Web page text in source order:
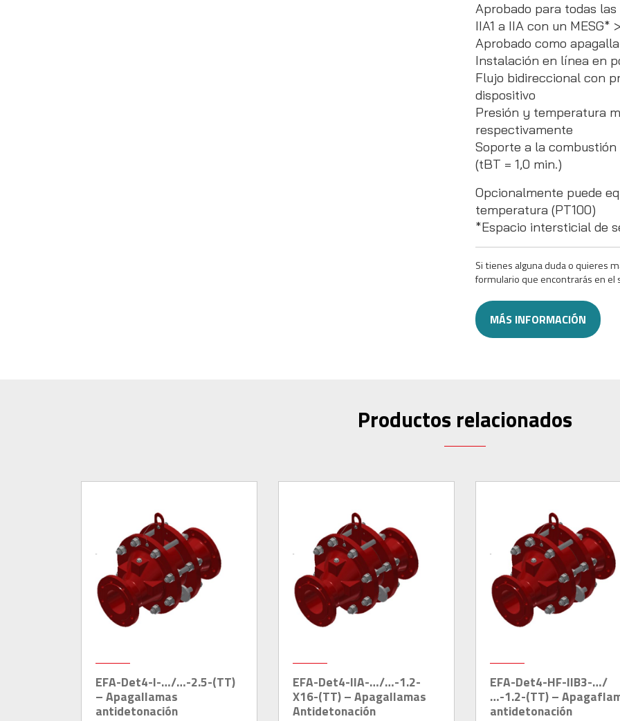
Aprobado para todas
IIA1 a IIA con un MESG*
Aprobado como
Instalación en línea en
Flujo bidireccional con
dispositivo
Presión y temperatura
respectivamente
Soporte a la
(tBT = 1,0 min.)
Opcionalmente puede
temperatura (PT100)
*Espacio intersticial de
Si tienes alguna duda o quieres
formulario que encontrarás en el
MÁS INFORMACIÓN
Productos relacionados
EFA-Det4-I-…/…-2.5-(TT)
– Apagallamas
antidetonación
EFA-Det4-IIA-…/…-1.2-
X16-(TT) – Apagallamas
Antidetonación
EFA-Det4-HF-IIB3-…/
…-1.2-(TT) –
antidetonación